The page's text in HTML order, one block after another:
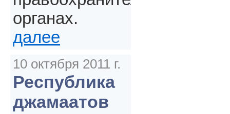
органах.
далее
10 октября 2011 г.
Республика
джамаатов